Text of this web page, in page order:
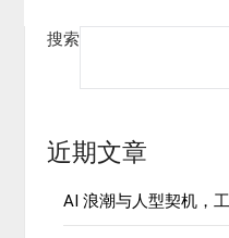
页搜索
近期文章
AI 浪潮与人型契机，